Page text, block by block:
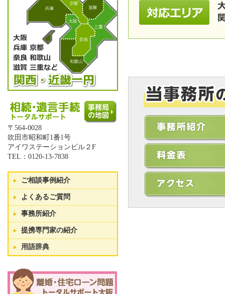
〒564-0028
吹田市昭和町1番1号
アイワステーションビル２F
TEL：0120-13-7838
ご相談事例紹介
よくあるご質問
事務所紹介
提携専門家の紹介
用語辞典